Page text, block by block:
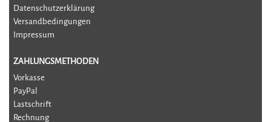
Datenschutzerklärung
Versandbedingungen
Impressum
ZAHLUNGSMETHODEN
Vorkasse
PayPal
Lastschrift
Rechnung